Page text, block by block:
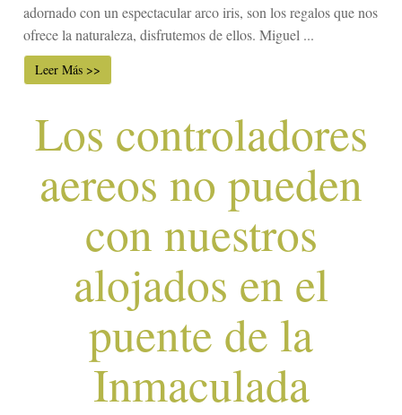
adornado con un espectacular arco iris, son los regalos que nos
ofrece la naturaleza, disfrutemos de ellos. Miguel ...
Leer Más >>
Los controladores
aereos no pueden
con nuestros
alojados en el
puente de la
Inmaculada